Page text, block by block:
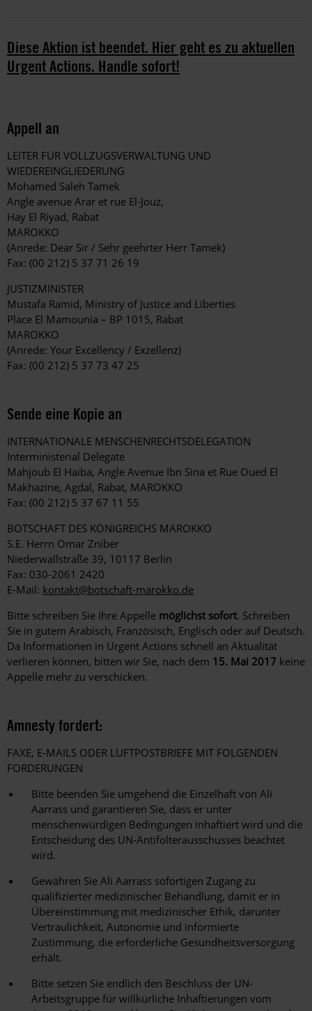
Diese Aktion ist beendet. Hier geht es zu aktuellen
Urgent Actions. Handle sofort!
Appell an
LEITER FÜR VOLLZUGSVERWALTUNG UND
WIEDEREINGLIEDERUNG
Mohamed Saleh Tamek
Angle avenue Arar et rue El-Jouz,
Hay El Riyad, Rabat
MAROKKO
(Anrede: Dear Sir / Sehr geehrter Herr Tamek)
Fax: (00 212) 5 37 71 26 19
JUSTIZMINISTER
Mustafa Ramid, Ministry of Justice and Liberties
Place El Mamounia – BP 1015, Rabat
MAROKKO
(Anrede: Your Excellency / Exzellenz)
Fax: (00 212) 5 37 73 47 25
Sende eine Kopie an
INTERNATIONALE MENSCHENRECHTSDELEGATION
Interministerial Delegate
Mahjoub El Haiba, Angle Avenue Ibn Sina et Rue Oued El
Makhazine, Agdal, Rabat, MAROKKO
Fax: (00 212) 5 37 67 11 55
BOTSCHAFT DES KÖNIGREICHS MAROKKO
S.E. Herrn Omar Zniber
Niederwallstraße 39, 10117 Berlin
Fax: 030-2061 2420
E-Mail: kontakt@botschaft-marokko.de
Bitte schreiben Sie Ihre Appelle möglichst sofort. Schreiben
Sie in gutem Arabisch, Französisch, Englisch oder auf Deutsch.
Da Informationen in Urgent Actions schnell an Aktualität
verlieren können, bitten wir Sie, nach dem 15. Mai 2017 keine
Appelle mehr zu verschicken.
Amnesty fordert:
FAXE, E-MAILS ODER LUFTPOSTBRIEFE MIT FOLGENDEN
FORDERUNGEN
Bitte beenden Sie umgehend die Einzelhaft von Ali
Aarrass und garantieren Sie, dass er unter
menschenwürdigen Bedingungen inhaftiert wird und die
Entscheidung des UN-Antifolterausschusses beachtet
wird.
Gewähren Sie Ali Aarrass sofortigen Zugang zu
qualifizierter medizinischer Behandlung, damit er in
Übereinstimmung mit medizinischer Ethik, darunter
Vertraulichkeit, Autonomie und informierte
Zustimmung, die erforderliche Gesundheitsversorgung
erhält.
Bitte setzen Sie endlich den Beschluss der UN-
Arbeitsgruppe für willkürliche Inhaftierungen vom